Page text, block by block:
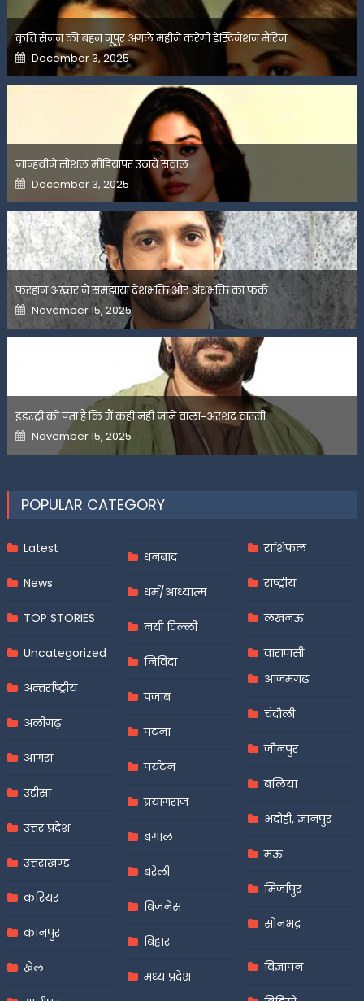
कृति सेनन की बहन नूपुर अगले महीने करेंगी डेस्टिनेशन मैरिज
Posted
on
December 3, 2025
जान्हवीने सोशल मीडियापर उठाये सवाल
Posted
on
December 3, 2025
फरहान अख्तर ने समझाया देशभक्ति और अंधभक्ति का फर्क
Posted
on
November 15, 2025
इंडस्ट्री को पता है कि मैं कहीं नहीं जाने वाला-अरशद वारसी
Posted
on
November 15, 2025
POPULAR CATEGORY
Latest
News
TOP STORIES
Uncategorized
अन्तर्राष्ट्रीय
अलीगढ़
आगरा
उड़ीसा
उत्तर प्रदेश
उत्तराखण्ड
करियर
कानपुर
खेल
धनबाद
धर्म/आध्यात्म
नयी दिल्ली
निविदा
पंजाब
पटना
पर्यटन
प्रयागराज
बंगाल
बरेली
बिजनेस
बिहार
मध्य प्रदेश
राशिफल
राष्ट्रीय
लखनऊ
वाराणसी
आज़मगढ़
चंदौली
जौनपुर
बलिया
भदोही, ज्ञानपुर
मऊ
मिर्जापुर
सोनभद्र
विज्ञापन